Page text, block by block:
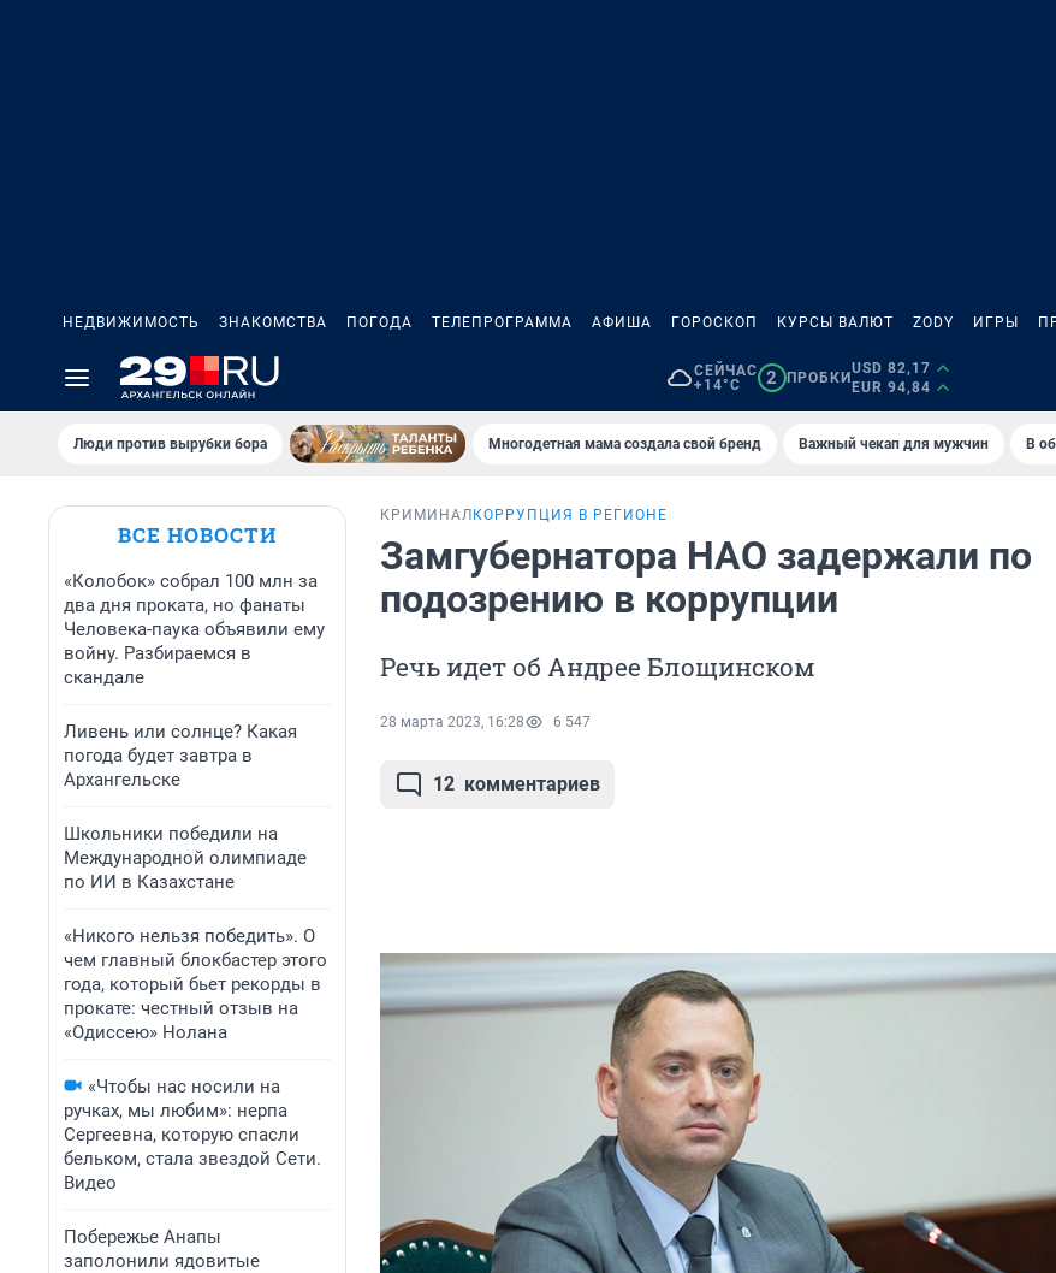
НЕДВИЖИМОСТЬ ЗНАКОМСТВА ПОГОДА ТЕЛЕПРОГРАММА АФИША ГОРОСКОП КУРСЫ ВАЛЮТ ZODY ИГРЫ
СЕЙЧАС
+14°C
2 ПРОБКИ
USD 82,17
EUR 94,84
Люди против вырубки бора Многодетная мама создала свой бренд Важный чекап для мужчин В
ВСЕ НОВОСТИ
«Колобок» собрал 100 млн за
два дня проката, но фанаты
Человека-паука объявили ему
войну. Разбираемся в
скандале
Ливень или солнце? Какая
погода будет завтра в
Архангельске
Школьники победили на
Международной олимпиаде
по ИИ в Казахстане
«Никого нельзя победить». О
чем главный блокбастер этого
года, который бьет рекорды в
прокате: честный отзыв на
«Одиссею» Нолана
«Чтобы нас носили на
ручках, мы любим»: нерпа
Сергеевна, которую спасли
бельком, стала звездой Сети.
Видео
Побережье Анапы
заполонили ядовитые
КРИМИНАЛ КОРРУПЦИЯ В РЕГИОНЕ
Замгубернатора НАО задержали по
подозрению в коррупции
Речь идет об Андрее Блощинском
28 марта 2023, 16:28 6 547
12 комментариев